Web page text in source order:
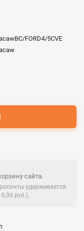
FORD4/5CVE
сайта.
удерживается
руб.).